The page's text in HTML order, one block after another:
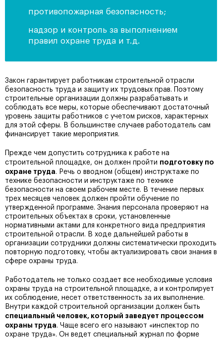
противопожарная безопасность;
надзор и контроль за выполнением
правил охране труда и т.д.
Закон гарантирует работникам строительной отрасли
безопасность труда и защиту их трудовых прав. Поэтому
строительные организации должны разрабатывать и
соблюдать все меры, которые обеспечивают достаточный
уровень защиты работников с учетом рисков, характерных
для этой сферы. В большинстве случаев работодатель сам
финансирует такие мероприятия.
Прежде чем допустить сотрудника к работе на
строительной площадке, он должен пройти подготовку по
охране труда. Речь о вводном (общем) инструктаже по
технике безопасности и инструктаже по технике
безопасности на своем рабочем месте. В течение первых
трех месяцев человек должен пройти обучение по
утвержденной программе. Знания персонала проверяют на
строительных объектах в сроки, установленные
нормативными актами для конкретного вида предприятия
строительной отрасли. В ходе дальнейшей работы в
организации сотрудники должны систематически проходить
повторную подготовку, чтобы актуализировать свои знания в
сфере охраны труда.
Работодатель не только создает все необходимые условия
охраны труда на строительной площадке, а и контролирует
их соблюдение, несет ответственность за их выполнение.
Внутри каждой строительной организации должен быть
специальный человек, который заведует процессом
охраны труда. Чаще всего его называют «инспектор по
охране труда». Он ведет специальный журнал по форме